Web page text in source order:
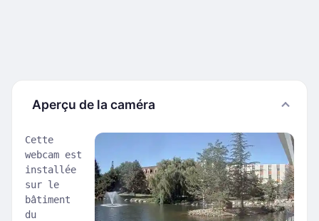
Aperçu de la caméra
Cette
webcam est
installée
sur le
bâtiment
du